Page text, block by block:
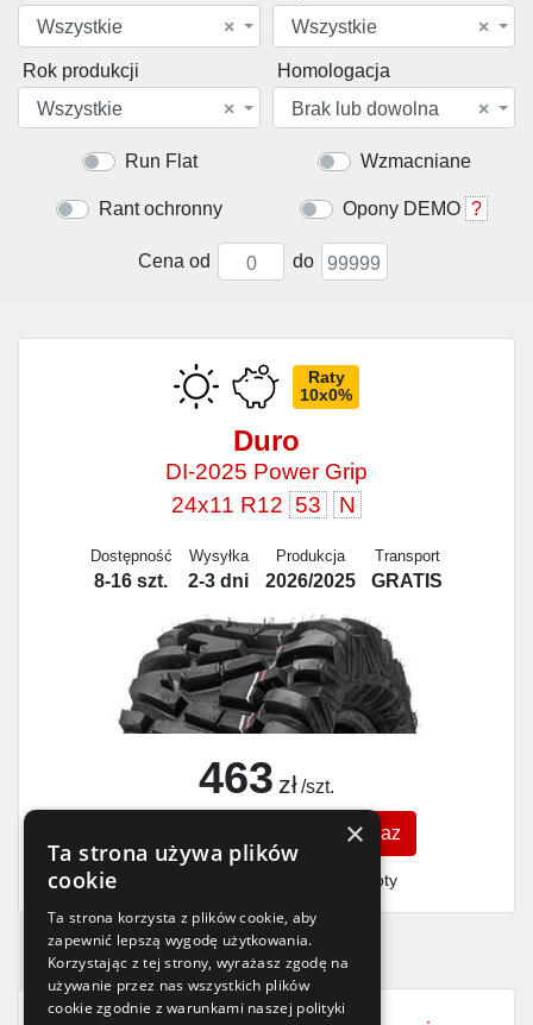
×
Wszystkie
×
Wszystkie
Rok produkcji
×
Wszystkie
Homologacja
×
Brak lub dowolna
Run Flat Wzmacniane
Rant ochronny Opony DEMO ?
Cena od do
Raty
10x0%
Duro
DI-2025 Power Grip
24x11 R12 53 N
Dostępność
8-16 szt.
Wysyłka
2-3 dni
Produkcja
2026/2025
Transport
GRATIS
463 zł /szt.
Kup teraz
- MŚP i floty
×
Ta strona używa plików
cookie
Ta strona korzysta z plików cookie, aby
zapewnić lepszą wygodę użytkowania.
Korzystając z tej strony, wyrażasz zgodę na
używanie przez nas wszystkich plików
cookie zgodnie z warunkami naszej polityki